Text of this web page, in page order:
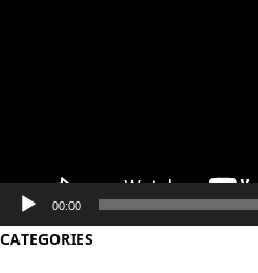
00:00
CATEGORIES